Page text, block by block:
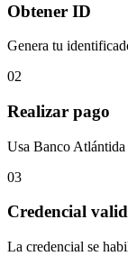
Obtener ID
Genera tu
02
Realizar pago
Usa Banco
03
Credencial
La credencial se